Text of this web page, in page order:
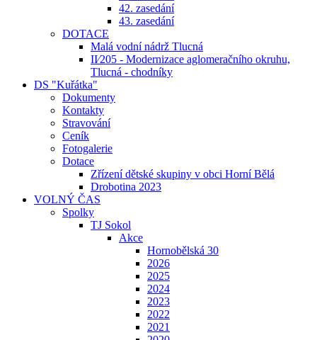
42. zasedání
43. zasedání
DOTACE
Malá vodní nádrž Tlucná
II⁄205 - Modernizace aglomeračního okruhu,
Tlucná - chodníky
DS "Kuřátka"
Dokumenty
Kontakty
Stravování
Ceník
Fotogalerie
Dotace
Zřízení dětské skupiny v obci Horní Bělá
Drobotina 2023
VOLNÝ ČAS
Spolky
TJ Sokol
Akce
Hornobělská 30
2026
2025
2024
2023
2022
2021